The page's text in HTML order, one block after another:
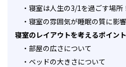
・ 寝室は人生の3/1を過ごす場所
・ 寝室の雰囲気が睡眠の質に影
寝室のレイアウトを考えるポイント
・ 部屋の広さについて
・ ベッドの大きさについて